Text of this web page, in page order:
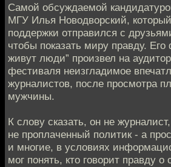
Самой обсуждаемой
МГУ Илья Новодворский,
поддержки отправился с
чтобы показать миру правду.
живут люди” произвел на
фестиваля неизгладимое
журналистов, после просмотра
мужчины.
К слову сказать, он не
не проплаченный политик - а
и многие, в условиях
мог понять, кто говорит правду о